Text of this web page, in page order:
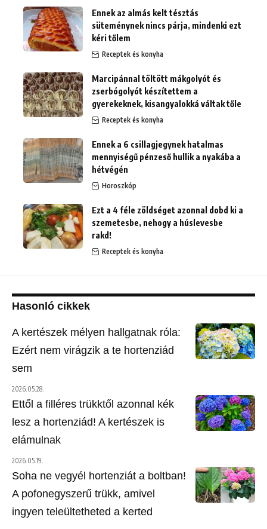
Ennek az almás kelt tésztás
süteménynek nincs párja, mindenki ezt
kéri tőlem
Receptek és konyha
Marcipánnal töltött mákgolyót és
zserbógolyót készítettem a
gyerekeknek, kisangyalokká váltak tőle
Receptek és konyha
Ennek a 6 csillagjegynek hatalmas
mennyiségű pénzeső hullik a nyakába a
hétvégén
Horoszkóp
Ezt a 4 féle zöldséget azonnal dobd ki a
szemetesbe, nehogy a húslevesbe
rakd!
Receptek és konyha
Hasonló cikkek
A kertészek mélyen hallgatnak róla:
Ezért nem virágzik a te hortenziád
sem
2026.05.28.
Ettől a filléres trükktől azonnal kék
lesz a hortenziád! A kertészek is
elámulnak
2026.05.19.
Soha ne vegyél hortenziát a boltban!
A pofonegyszerű trükk, amivel
ingyen teleültetheted a kerted